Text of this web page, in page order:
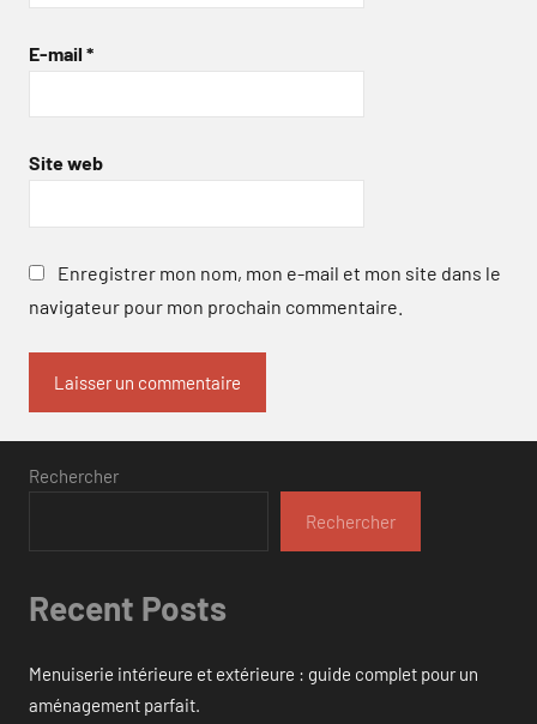
E-mail *
Site web
Enregistrer mon nom, mon e-mail et mon site dans le
navigateur pour mon prochain commentaire.
Rechercher
Rechercher
Recent Posts
Menuiserie intérieure et extérieure : guide complet pour un
aménagement parfait.